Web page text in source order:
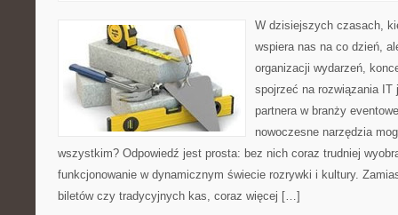
W dzisiejszych czasach,
wspiera nas na co dzień,
organizacji wydarzeń,
spojrzeć na rozwiązania IT
partnera w branży
nowoczesne narzędzia
wszystkim? Odpowiedź jest prosta: bez nich coraz trudniej
funkcjonowanie w dynamicznym świecie rozrywki i kultury.
biletów czy tradycyjnych kas, coraz więcej […]